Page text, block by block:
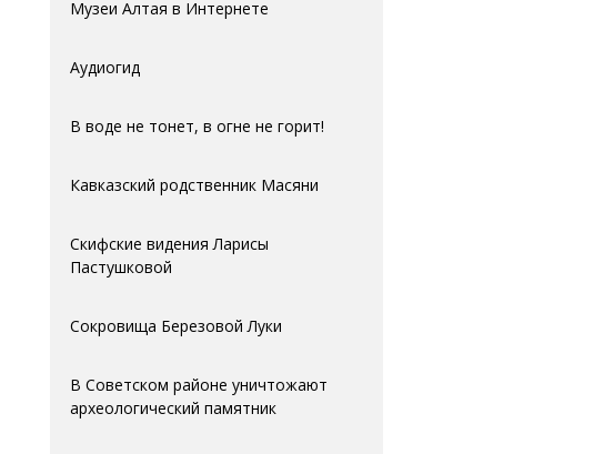
Музеи Алтая в Интернете
Аудиогид
В воде не тонет, в огне не горит!
Кавказский родственник Масяни
Скифские видения Ларисы
Пастушковой
Сокровища Березовой Луки
В Советском районе уничтожают
археологический памятник